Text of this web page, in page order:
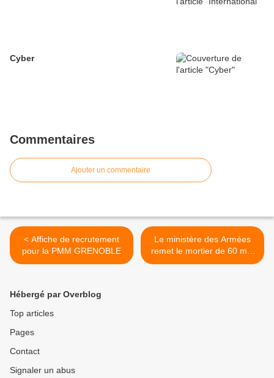
Cyber
Commentaires
Ajouter un commentaire
< Affiche de recrutement
pour la PMM GRENOBLE
Le ministère des Armées
remet le mortier de 60 mm
au goût du jour, avec un
Hébergé par Overblog
Top articles
Pages
Contact
Signaler un abus